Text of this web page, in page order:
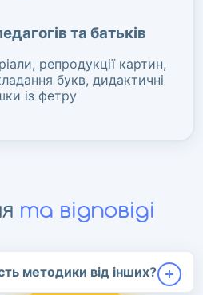
та батьків
репродукції картин,
букв, дидактичні
із фетру
та відповіді
методики від інших?